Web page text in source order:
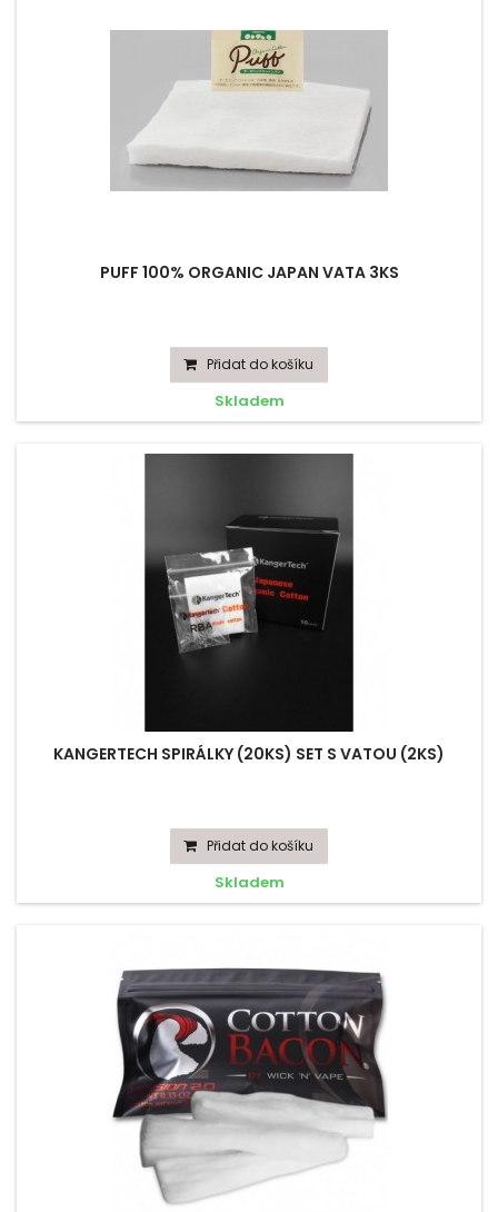
PUFF 100% ORGANIC JAPAN VATA 3KS
Přidat do košíku
Skladem
KANGERTECH SPIRÁLKY (20KS) SET S VATOU (2KS)
Přidat do košíku
Skladem